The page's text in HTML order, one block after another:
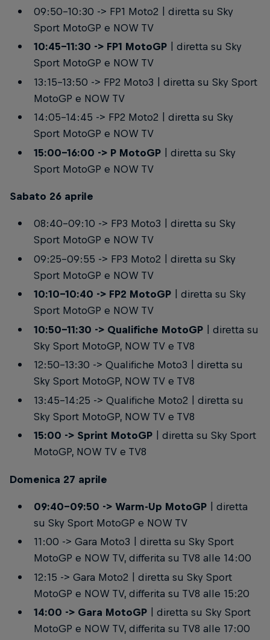
09:50-10:30 -> FP1 Moto2 | diretta su Sky
Sport MotoGP e NOW TV
10:45-11:30 -> FP1 MotoGP| diretta su Sky
Sport MotoGP e NOW TV
13:15-13:50 -> FP2 Moto3 | diretta su Sky Sport
MotoGP e NOW TV
14:05-14:45 -> FP2 Moto2 | diretta su Sky
Sport MotoGP e NOW TV
15:00-16:00 -> P MotoGP| diretta su Sky
Sport MotoGP e NOW TV
Sabato 26 aprile
08:40-09:10 -> FP3 Moto3 | diretta su Sky
Sport MotoGP e NOW TV
09:25-09:55 -> FP3 Moto2 | diretta su Sky
Sport MotoGP e NOW TV
10:10-10:40 -> FP2 MotoGP| diretta su Sky
Sport MotoGP e NOW TV
10:50-11:30 -> Qualifiche MotoGP| diretta su
Sky Sport MotoGP, NOW TV e TV8
12:50-13:30 -> Qualifiche Moto3 | diretta su
Sky Sport MotoGP, NOW TV e TV8
13:45-14:25 -> Qualifiche Moto2 | diretta su
Sky Sport MotoGP, NOW TV e TV8
15:00 -> Sprint MotoGP| diretta su Sky Sport
MotoGP, NOW TV e TV8
Domenica 27 aprile
09:40-09:50 -> Warm-Up MotoGP| diretta
su Sky Sport MotoGP e NOW TV
11:00 -> Gara Moto3 | diretta su Sky Sport
MotoGP e NOW TV, differita su TV8 alle 14:00
12:15 -> Gara Moto2 | diretta su Sky Sport
MotoGP e NOW TV, differita su TV8 alle 15:20
14:00 -> Gara MotoGP| diretta su Sky Sport
MotoGP e NOW TV, differita su TV8 alle 17:00